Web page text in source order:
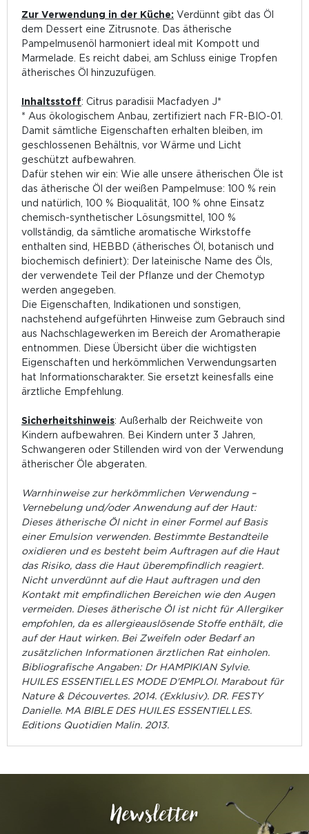
Zur Verwendung in der Küche: Verdünnt gibt das Öl
dem Dessert eine Zitrusnote. Das ätherische
Pampelmusenöl harmoniert ideal mit Kompott und
Marmelade. Es reicht dabei, am Schluss einige Tropfen
ätherisches Öl hinzuzufügen.
Inhaltsstoff: Citrus paradisii Macfadyen J*
* Aus ökologischem Anbau, zertifiziert nach FR-BIO-01.
Damit sämtliche Eigenschaften erhalten bleiben, im
geschlossenen Behältnis, vor Wärme und Licht
geschützt aufbewahren.
Dafür stehen wir ein: Wie alle unsere ätherischen Öle ist
das ätherische Öl der weißen Pampelmuse: 100 % rein
und natürlich, 100 % Bioqualität, 100 % ohne Einsatz
chemisch-synthetischer Lösungsmittel, 100 %
vollständig, da sämtliche aromatische Wirkstoffe
enthalten sind, HEBBD (ätherisches Öl, botanisch und
biochemisch definiert): Der lateinische Name des Öls,
der verwendete Teil der Pflanze und der Chemotyp
werden angegeben.
Die Eigenschaften, Indikationen und sonstigen,
nachstehend aufgeführten Hinweise zum Gebrauch sind
aus Nachschlagewerken im Bereich der Aromatherapie
entnommen. Diese Übersicht über die wichtigsten
Eigenschaften und herkömmlichen Verwendungsarten
hat Informationscharakter. Sie ersetzt keinesfalls eine
ärztliche Empfehlung.
Sicherheitshinweis: Außerhalb der Reichweite von
Kindern aufbewahren. Bei Kindern unter 3 Jahren,
Schwangeren oder Stillenden wird von der Verwendung
ätherischer Öle abgeraten.
Warnhinweise zur herkömmlichen Verwendung –
Vernebelung und/oder Anwendung auf der Haut:
Dieses ätherische Öl nicht in einer Formel auf Basis
einer Emulsion verwenden. Bestimmte Bestandteile
oxidieren und es besteht beim Auftragen auf die Haut
das Risiko, dass die Haut überempfindlich reagiert.
Nicht unverdünnt auf die Haut auftragen und den
Kontakt mit empfindlichen Bereichen wie den Augen
vermeiden. Dieses ätherische Öl ist nicht für Allergiker
empfohlen, da es allergieauslösende Stoffe enthält, die
auf der Haut wirken. Bei Zweifeln oder Bedarf an
zusätzlichen Informationen ärztlichen Rat einholen.
Bibliografische Angaben: Dr HAMPIKIAN Sylvie.
HUILES ESSENTIELLES MODE D'EMPLOI. Marabout für
Nature & Découvertes. 2014. (Exklusiv). DR. FESTY
Danielle. MA BIBLE DES HUILES ESSENTIELLES.
Editions Quotidien Malin. 2013.
Newsletter